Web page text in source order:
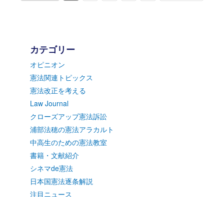
カテゴリー
オピニオン
憲法関連トピックス
憲法改正を考える
Law Journal
クローズアップ憲法訴訟
浦部法穂の憲法アラカルト
中高生のための憲法教室
書籍・文献紹介
シネマde憲法
日本国憲法逐条解説
注目ニュース